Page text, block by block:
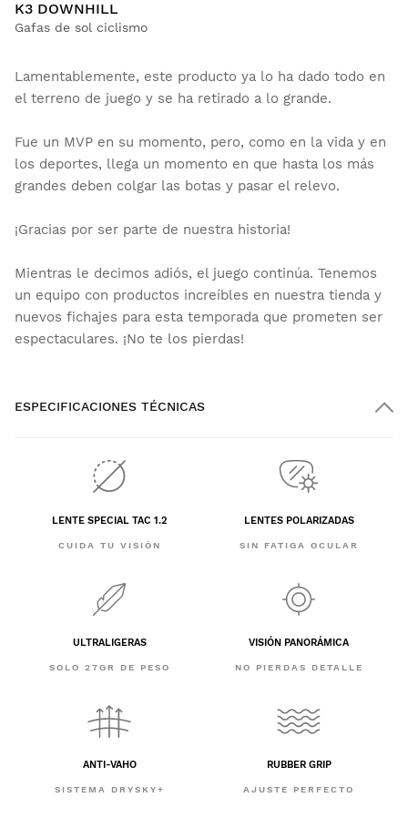
K3 DOWNHILL
Gafas de sol ciclismo
Lamentablemente, este producto ya lo ha dado todo en
el terreno de juego y se ha retirado a lo grande.
Fue un MVP en su momento, pero, como en la vida y en
los deportes, llega un momento en que hasta los más
grandes deben colgar las botas y pasar el relevo.
¡Gracias por ser parte de nuestra historia!
Mientras le decimos adiós, el juego continúa. Tenemos
un equipo con productos increíbles en nuestra tienda y
nuevos fichajes para esta temporada que prometen ser
espectaculares. ¡No te los pierdas!
ESPECIFICACIONES TÉCNICAS
LENTE SPECIAL TAC 1.2
CUIDA TU VISIÓN
LENTES POLARIZADAS
SIN FATIGA OCULAR
ULTRALIGERAS
SOLO 27GR DE PESO
VISIÓN PANORÁMICA
NO PIERDAS DETALLE
ANTI-VAHO
SISTEMA DRYSKY+
RUBBER GRIP
AJUSTE PERFECTO